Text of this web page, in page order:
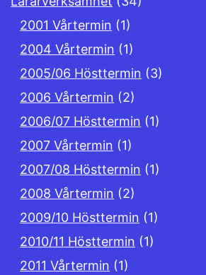
2001 Vårtermin (1)
2004 Vårtermin (1)
2005/06 Hösttermin (3)
2006 Vårtermin (2)
2006/07 Hösttermin (1)
2007 Vårtermin (1)
2007/08 Hösttermin (1)
2008 Vårtermin (2)
2009/10 Hösttermin (1)
2010/11 Hösttermin (1)
2011 Vårtermin (1)